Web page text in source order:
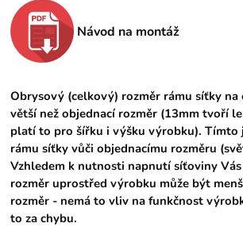
Návod na montáž
Obrysový (celkový) rozměr rámu síťky na
větší než objednací rozměr (13mm tvoří
platí to pro šířku i výšku výrobku). Tímto
rámu síťky vůči objednacímu rozměru
Vzhledem k nutnosti napnutí síťoviny
rozměr uprostřed výrobku může být
rozměr - nemá to vliv na funkčnost
to za chybu.